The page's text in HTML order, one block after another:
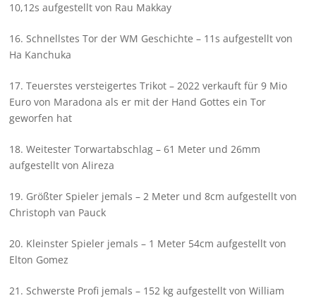
10,12s aufgestellt von Rau Makkay
16. Schnellstes Tor der WM Geschichte – 11s aufgestellt von
Ha Kanchuka
17. Teuerstes versteigertes Trikot – 2022 verkauft für 9 Mio
Euro von Maradona als er mit der Hand Gottes ein Tor
geworfen hat
18. Weitester Torwartabschlag – 61 Meter und 26mm
aufgestellt von Alireza
19. Größter Spieler jemals – 2 Meter und 8cm aufgestellt von
Christoph van Pauck
20. Kleinster Spieler jemals – 1 Meter 54cm aufgestellt von
Elton Gomez
21. Schwerste Profi jemals – 152 kg aufgestellt von William